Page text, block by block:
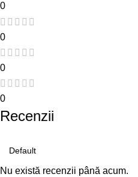
0
0
0
0
Recenzii
Nu există recenzii până acum.